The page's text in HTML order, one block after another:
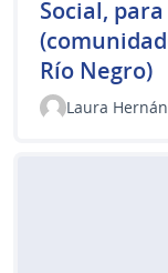
Social,
Río Negro)
Laura